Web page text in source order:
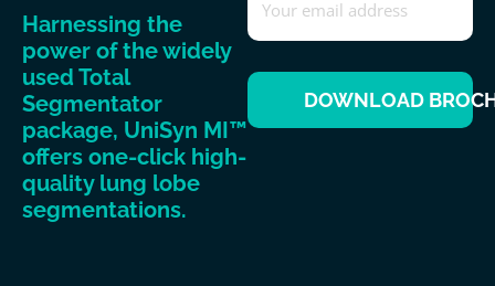
Harnessing the
power of the widely
used Total
Segmentator
package, UniSyn MI™
offers one-click high-
quality lung lobe
segmentations.
DOWNLOAD